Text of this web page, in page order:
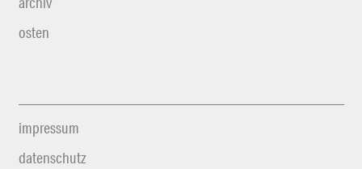
osten
impressum
datenschutz